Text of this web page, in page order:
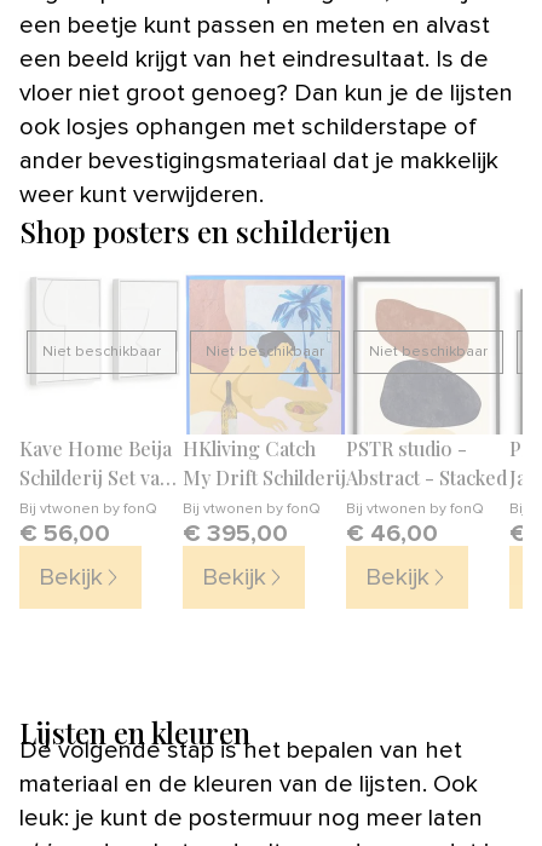
een beetje kunt passen en meten en alvast
een beeld krijgt van het eindresultaat. Is de
vloer niet groot genoeg? Dan kun je de lijsten
ook losjes ophangen met schilderstape of
ander bevestigingsmateriaal dat je makkelijk
weer kunt verwijderen.
Shop posters en schilderijen
Niet beschikbaar
Kave Home Beija
Schilderij Set van
2Bij vtwonen by fonQ
€ 56,00
Bekijk
Niet beschikbaar
HKliving Catch
My Drift Schilderij
Bij vtwonen by fonQ
€ 395,00
Bekijk
Niet beschikbaar
PSTR studio -
Abstract - Stacked
Bij vtwonen by fonQ
€ 46,00
Bekijk
II
Bij
€
Lijsten en kleuren
De volgende stap is het bepalen van het
materiaal en de kleuren van de lijsten. Ook
leuk: je kunt de postermuur nog meer laten